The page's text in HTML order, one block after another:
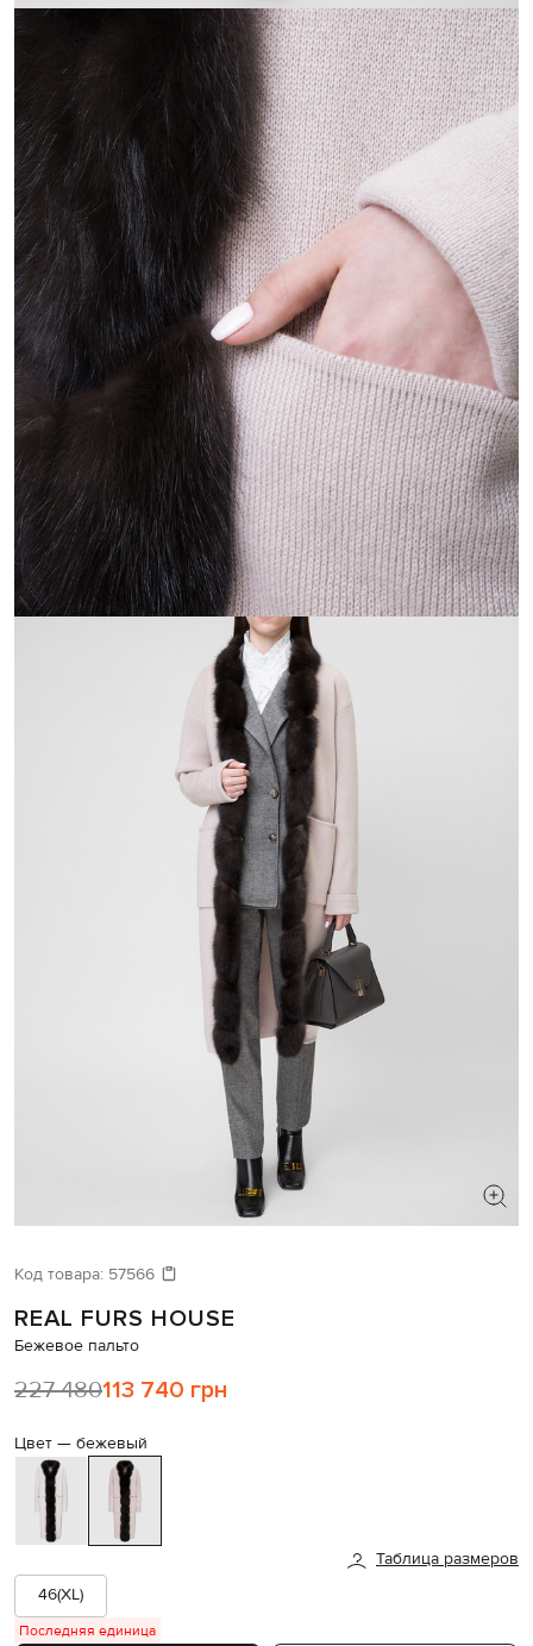
Давайте подберем что-то еще
Код товара: 57566
REAL FURS HOUSE
Бежевое пальто
227 480113 740 грн
Цвет — бежевый
Таблица размеров
46(XL)
Последняя единица